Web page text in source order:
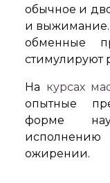
обычное и
и выжимание.
обменные
стимулируют
На курсах
опытные
форме
ожирении.